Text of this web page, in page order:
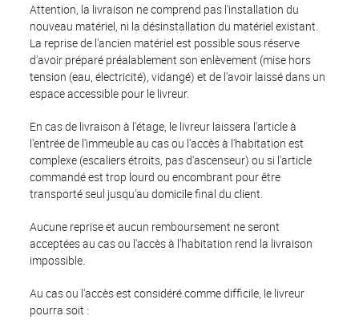
Attention, la livraison ne comprend pas l'installation du
nouveau matériel, ni la désinstallation du matériel existant.
La reprise de l'ancien matériel est possible sous réserve
d'avoir préparé préalablement son enlèvement (mise hors
tension (eau, électricité), vidangé) et de l'avoir laissé dans un
espace accessible pour le livreur.
En cas de livraison à l'étage, le livreur laissera l'article à
l'entrée de l'immeuble au cas ou l'accès à l'habitation est
complexe (escaliers étroits, pas d'ascenseur) ou si l'article
commandé est trop lourd ou encombrant pour être
transporté seul jusqu'au domicile final du client.
Aucune reprise et aucun remboursement ne seront
acceptées au cas ou l'accès à l'habitation rend la livraison
impossible.
Au cas ou l'accès est considéré comme difficile, le livreur
pourra soit :